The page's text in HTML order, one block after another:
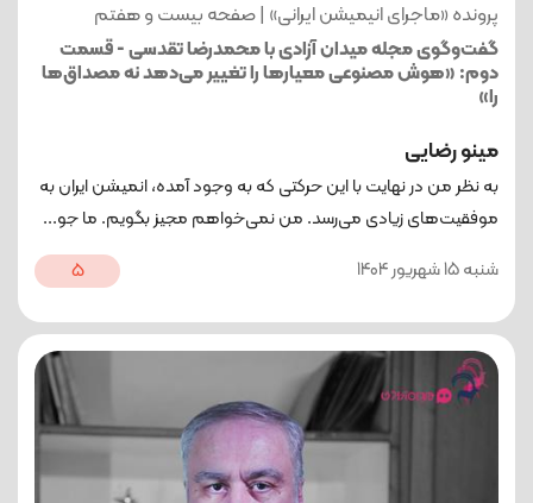
پرونده «ماجرای انیمیشن ایرانی» | صفحه بیست و هفتم
گفت‌وگوی مجله میدان آزادی با محمدرضا تقدسی - قسمت
دوم: «هوش مصنوعی معیارها را تغییر می‌دهد نه مصداق‌ها
را»
مینو رضایی
به نظر من در نهایت با این حرکتی که به وجود آمده، انمیشن ایران به
موفقیت‌های زیادی می‌رسد. من نمی‌خواهم مجیز بگویم. ما جو...
شنبه 15 شهریور 1404
5